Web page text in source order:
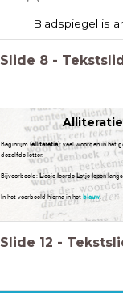
Bladspiegel is
Slide 8 -
Alliteratie
Beginrijm (alliteratie): veel woorden in het
dezelfde letter.
Bijvoorbeeld:LiesjeleerdeLotjelopenl
In het voorbeeld hierna in het blauw.
Slide 12 -